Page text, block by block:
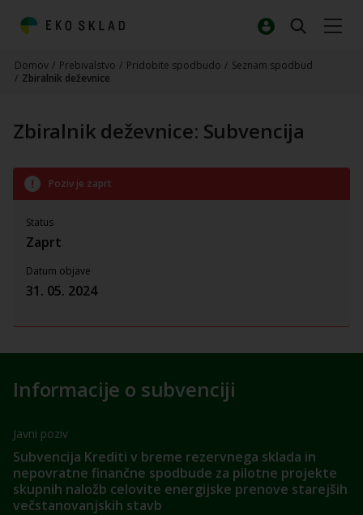
Domov / Prebivalstvo / Pridobite spodbudo / Seznam spodbud
/ Zbiralnik deževnice
Zbiralnik deževnice: Subvencija
Informacije o subvenciji
Javni poziv
Subvencija Krediti v breme rezervnega sklada in
nepovratne finančne spodbude za pilotne projekte
skupnih naložb celovite energijske prenove starejših
večstanovanjskih stavb
Poziv je zaprt
Status
Zaprt
Datum objave
31. 05. 2024